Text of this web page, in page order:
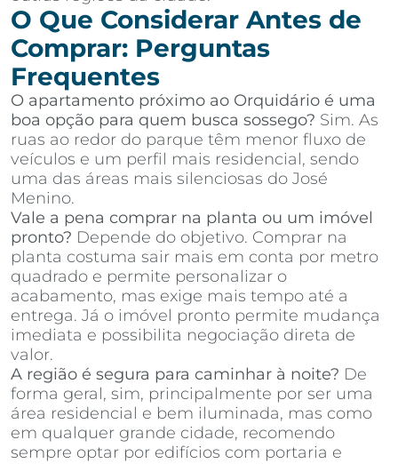
O Que Considerar Antes de
Comprar: Perguntas
Frequentes
O apartamento próximo ao Orquidário é uma
boa opção para quem busca sossego? Sim. As
ruas ao redor do parque têm menor fluxo de
veículos e um perfil mais residencial, sendo
uma das áreas mais silenciosas do José
Menino.
Vale a pena comprar na planta ou um imóvel
pronto? Depende do objetivo. Comprar na
planta costuma sair mais em conta por metro
quadrado e permite personalizar o
acabamento, mas exige mais tempo até a
entrega. Já o imóvel pronto permite mudança
imediata e possibilita negociação direta de
valor.
A região é segura para caminhar à noite? De
forma geral, sim, principalmente por ser uma
área residencial e bem iluminada, mas como
em qualquer grande cidade, recomendo
sempre optar por edifícios com portaria e